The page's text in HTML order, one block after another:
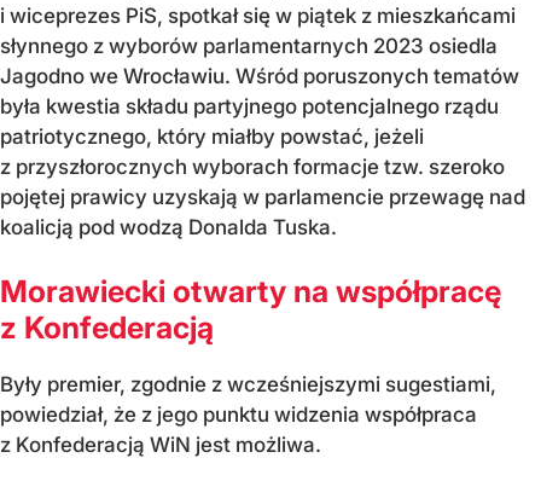
i wiceprezes PiS, spotkał się w piątek z mieszkańcami
słynnego z wyborów parlamentarnych 2023 osiedla
Jagodno we Wrocławiu. Wśród poruszonych tematów
była kwestia składu partyjnego potencjalnego rządu
patriotycznego, który miałby powstać, jeżeli
z przyszłorocznych wyborach formacje tzw. szeroko
pojętej prawicy uzyskają w parlamencie przewagę nad
koalicją pod wodzą Donalda Tuska.
Morawiecki otwarty na współpracę
z Konfederacją
Były premier, zgodnie z wcześniejszymi sugestiami,
powiedział, że z jego punktu widzenia współpraca
z Konfederacją WiN jest możliwa.